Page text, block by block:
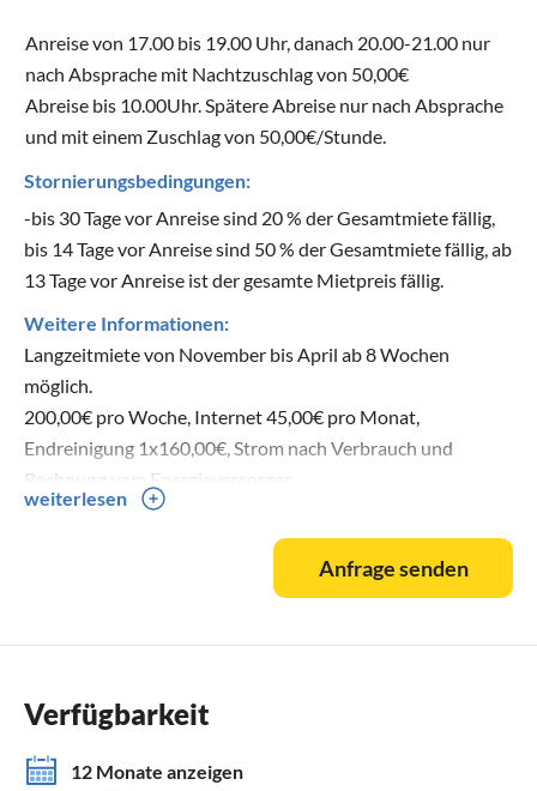
Anreise von 17.00 bis 19.00 Uhr, danach 20.00-21.00 nur
nach Absprache mit Nachtzuschlag von 50,00€
Abreise bis 10.00Uhr. Spätere Abreise nur nach Absprache
und mit einem Zuschlag von 50,00€/Stunde.
Stornierungsbedingungen:
-bis 30 Tage vor Anreise sind 20 % der Gesamtmiete fällig,
bis 14 Tage vor Anreise sind 50 % der Gesamtmiete fällig, ab
13 Tage vor Anreise ist der gesamte Mietpreis fällig.
Weitere Informationen:
Langzeitmiete von November bis April ab 8 Wochen
möglich.
200,00€ pro Woche, Internet 45,00€ pro Monat,
Endreinigung 1x160,00€, Strom nach Verbrauch und
Rechnung vom Energieversorger.
weiterlesen
Anfrage senden
Verfügbarkeit
12 Monate anzeigen